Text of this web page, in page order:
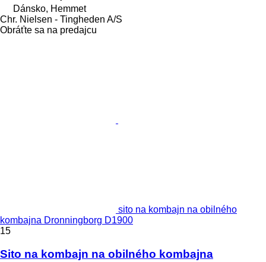
Dánsko, Hemmet
Chr. Nielsen - Tingheden A/S
Obráťte sa na predajcu
sito na kombajn na obilného
kombajna Dronningborg D1900
15
Sito na kombajn na obilného kombajna